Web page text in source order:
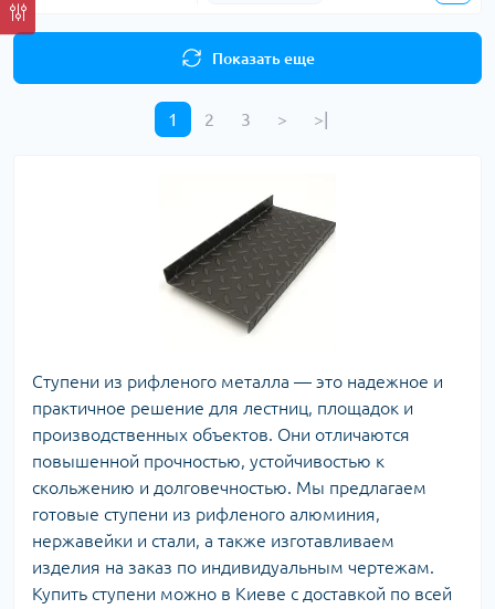
Показать еще
1 2 3 > >|
Ступени из рифленого металла — это надежное и
практичное решение для лестниц, площадок и
производственных объектов. Они отличаются
повышенной прочностью, устойчивостью к
скольжению и долговечностью. Мы предлагаем
готовые ступени из рифленого алюминия,
нержавейки и стали, а также изготавливаем
изделия на заказ по индивидуальным чертежам.
Купить ступени можно в Киеве с доставкой по всей